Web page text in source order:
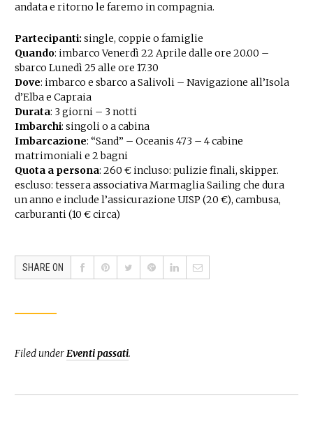
andata e ritorno le faremo in compagnia.
Partecipanti: single, coppie o famiglie
Quando: imbarco Venerdì 22 Aprile dalle ore 20.00 –
sbarco Lunedì 25 alle ore 17.30
Dove: imbarco e sbarco a Salivoli – Navigazione all’Isola
d’Elba e Capraia
Durata: 3 giorni – 3 notti
Imbarchi: singoli o a cabina
Imbarcazione: “Sand” – Oceanis 473 – 4 cabine
matrimoniali e 2 bagni
Quota a persona: 260 € incluso: pulizie finali, skipper.
escluso: tessera associativa Marmaglia Sailing che dura
un anno e include l’assicurazione UISP (20 €), cambusa,
carburanti (10 € circa)
SHARE ON
Filed underEventi passati.